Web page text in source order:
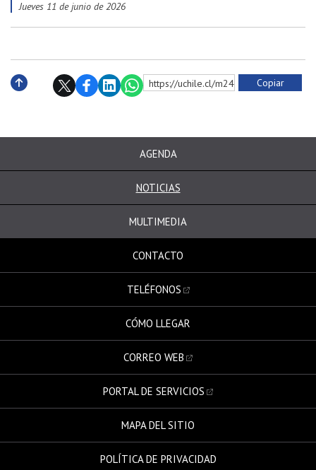
jueves 11 de junio de 2026
https://uchile.cl/m241289 Copiar
AGENDA
NOTICIAS
MULTIMEDIA
CONTACTO
TELÉFONOS
CÓMO LLEGAR
CORREO WEB
PORTAL DE SERVICIOS
MAPA DEL SITIO
POLÍTICA DE PRIVACIDAD